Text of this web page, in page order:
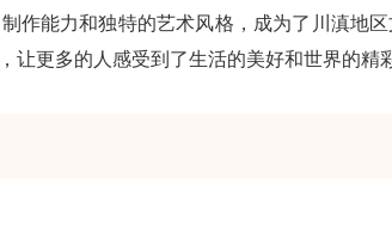
作能力和独特的艺术风格，成为了川滇地
更多的人感受到了生活的美好和世界的精